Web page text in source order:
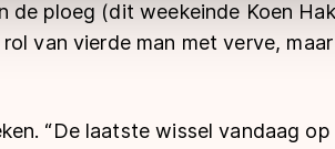
de ploeg (dit weekeinde Koen
van vierde man met verve,
“De laatste wissel vandaag